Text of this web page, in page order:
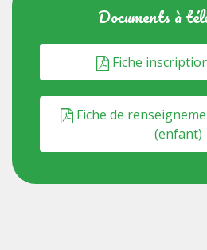
Documents à
Fiche
Fiche de
(enfant)